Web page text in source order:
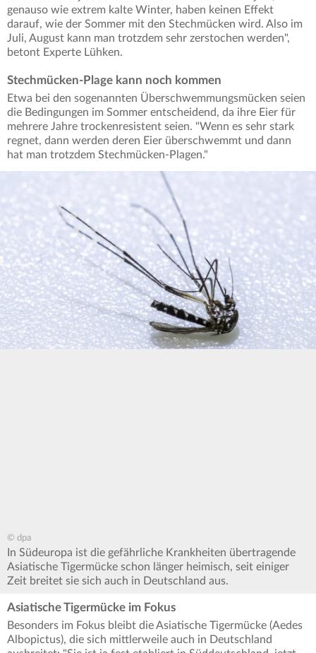
genauso wie extrem kalte Winter, haben keinen Effekt
darauf, wie der Sommer mit den Stechmücken wird. Also im
Juli, August kann man trotzdem sehr zerstochen werden",
betont Experte Lühken.
Stechmücken-Plage kann noch kommen
Etwa bei den sogenannten Überschwemmungsmücken seien
die Bedingungen im Sommer entscheidend, da ihre Eier für
mehrere Jahre trockenresistent seien. "Wenn es sehr stark
regnet, dann werden deren Eier überschwemmt und dann
hat man trotzdem Stechmücken-Plagen."
© dpa
In Südeuropa ist die gefährliche Krankheiten übertragende
Asiatische Tigermücke schon länger heimisch, seit einiger
Zeit breitet sie sich auch in Deutschland aus.
Asiatische Tigermücke im Fokus
Besonders im Fokus bleibt die Asiatische Tigermücke (Aedes
Albopictus), die sich mittlerweile auch in Deutschland